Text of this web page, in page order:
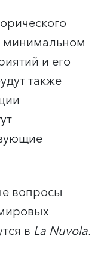
минимальном
и его
также
вопросы
в La Nuvola.